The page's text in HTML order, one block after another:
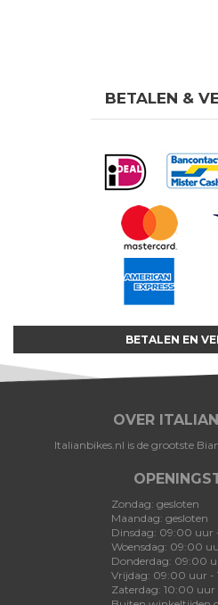
BETALEN &
BETALEN EN
OVER
Italianbikes.nl is de grootste
Zondag: gesloten
Maandag: gesloten
Dinsdag: 09:00 uur
Woensdag: 09:00
Donderdag: 09:00
Vrijdag: 09:00 uur -
Zaterdag: 10:00 uur